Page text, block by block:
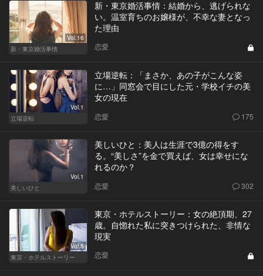
Vol.16
新・東京婚活事情
新・東京婚活事情：結婚から、逃げられな
い。温室育ちのお嬢様が、不幸な妻となっ
た理由
恋愛
Vol.1
立場逆転
立場逆転：「まさか、あの子がこんな姿
に…」同窓会で目にした元・学校イチの美
女の現在
恋愛 175
Vol.1
美しいひと
美しいひと：美人は生涯で3億の得をす
る。“美しさ”を金で買えば、女は幸せにな
れるのか？
恋愛 302
Vol.5
東京・ホテルストーリー
東京・ホテルストーリー：女の絶頂期、27
歳。自惚れた私に突きつけられた、非情な
現実
恋愛